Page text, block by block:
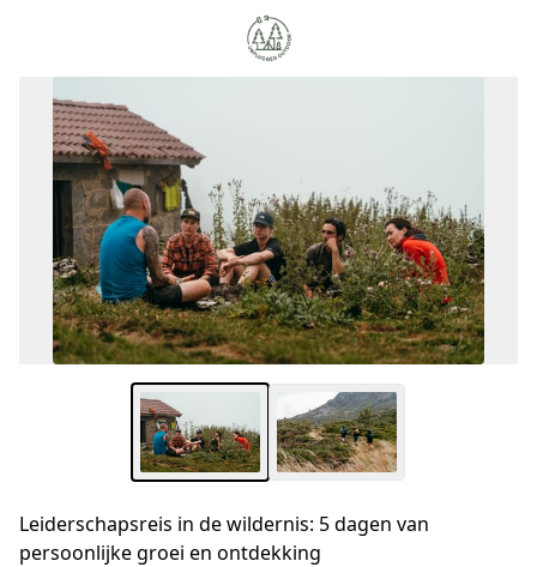
Leiderschapsreis in de wildernis: 5 dagen van
persoonlijke groei en ontdekking